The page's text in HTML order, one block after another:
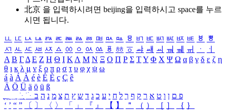
北京 을 입력하시려면 beijing을 입력하시고 space를 누르
시면 됩니다.
ㅥ ㅦ ㅧ ㅨ ㅩ ㅪ ㅫ ㅬ ㅭ ㅮ ㅯ ㅰ ㅱ ㅲ ㅳ ㅴ ㅵ ㅶ ㅷ ㅸ
ㅹ
ㅺ ㅻ ㅼ ㅽ ㅾ ㅿ ㆀ ㆁ ㆂ ㆃ ㆄ ㆅ ㆆ ㆇ ㆈ ㆉ ㆊ ㆋ ㆌ ㆍ
ㆎ
Α Β ΓΔ Ε Ζ Η Θ Ι ΚΛ Μ Ν Ξ Ο Π Ρ Σ ΤΥ Φ Χ Ψ Ω α β γ δ ε ζ η
θ ι κ λ μ ν ξ ο π ρ σ τ υ φ χ ψ ω
á à Á À é è É È ç Ç ê
Ä Ö Ü ä ö ü ß
ִֶֹ ֻּ ׁׂ פ ם ן ו ט א ר ק ף ך ל ח י ע כ ג ד ש ץ ת צ מ נ ה ב
‘ ’ “ ” 〔 〕 〈 〉 「 」 『 』 【 】 ＂ （ ） ［ ］ ｛ ｝